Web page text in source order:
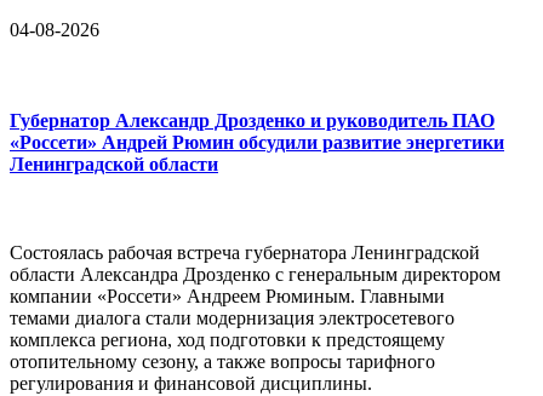
04-08-2026
Губернатор Александр Дрозденко и руководитель ПАО
«Россети» Андрей Рюмин обсудили развитие энергетики
Ленинградской области
Состоялась рабочая встреча губернатора Ленинградской
области Александра Дрозденко с генеральным директором
компании «Россети» Андреем Рюминым. Главными
темами диалога стали модернизация электросетевого
комплекса региона, ход подготовки к предстоящему
отопительному сезону, а также вопросы тарифного
регулирования и финансовой дисциплины.